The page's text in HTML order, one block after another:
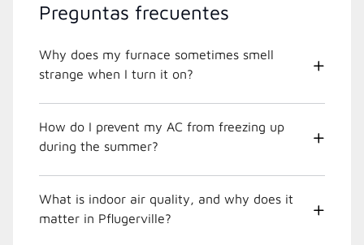
Preguntas frecuentes
Why does my furnace sometimes smell
strange when I turn it on?
How do I prevent my AC from freezing up
during the summer?
What is indoor air quality, and why does it
matter in Pflugerville?